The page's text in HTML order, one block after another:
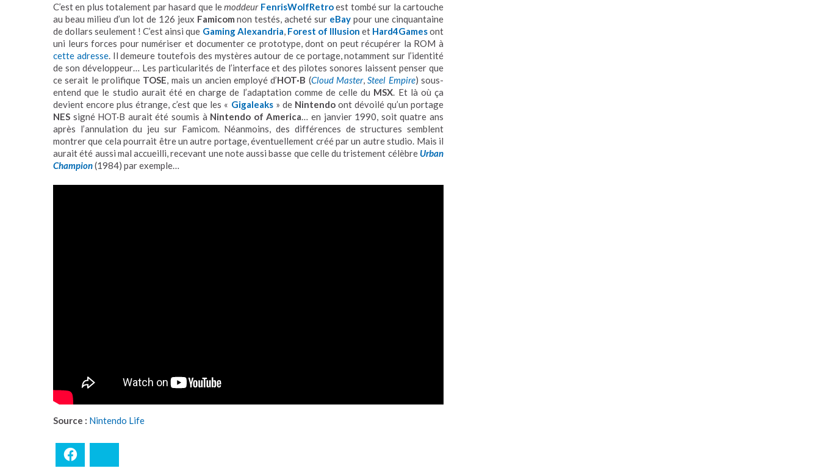
C’est en plus totalement par hasard que lemoddeur FenrisWolfRetroest tombé sur la cartouche
au beau milieu d’un lot de 126 jeux Famicom non testés, acheté sur eBay pour une cinquantaine
de dollars seulement ! C’est ainsi que Gaming Alexandria Forest of Illusion et Hard4Gamesont
uni leurs forces pour numériser et documenter ce prototype, dont on peut récupérer la ROM à
cette adresse. Il demeure toutefois des mystères autour de ce portage, notamment sur l’identité
de son développeur… Les particularités de l’interface et des pilotes sonores laissent penser que
ce serait le prolifique TOSE , mais un ancien employé d’HOT·B (Cloud Master, Steel Empire) sous-
entend que le studio aurait été en charge de l’adaptation comme de celle du MSX . Et là où ça
devient encore plus étrange, c’est que les « Gigaleaks» de Nintendoont dévoilé qu’un portage
NES signé HOT·B aurait été soumis à Nintendo of America … en janvier 1990, soit quatre ans
après l’annulation du jeu sur Famicom. Néanmoins, des différences de structures semblent
montrer que cela pourrait être un autre portage, éventuellement créé par un autre studio. Mais il
aurait été aussi mal accueilli, recevant une note aussi basse que celle du tristement célèbre Urban
Champion(1984) par exemple…
Source : Nintendo Life